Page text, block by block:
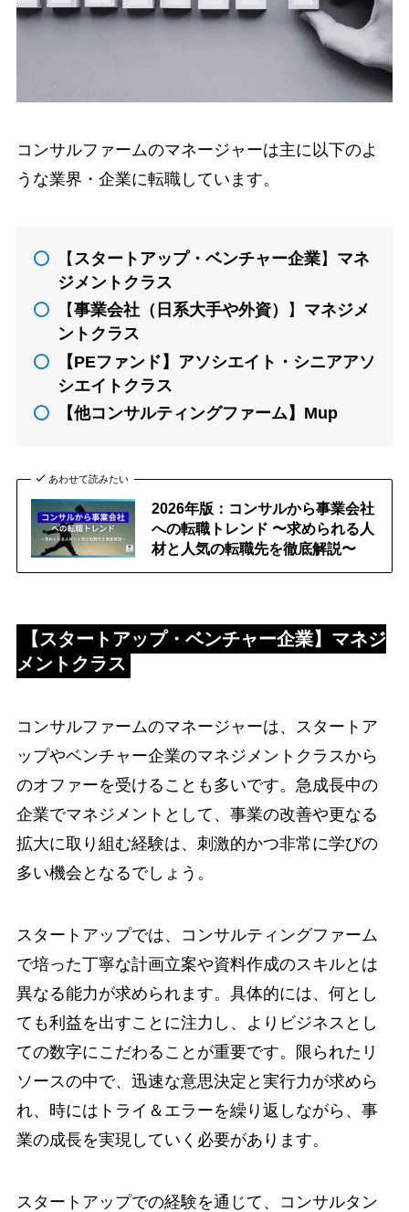
コンサルファームのマネージャーは主に以下のよ
うな業界・企業に転職しています。
【 スタートアップ・ベンチャー企業】 マネ
ジメントクラス
【事業会社（日系大手や外資） 】 マネジメ
ントクラス
【PEファンド 】アソシエイト・シニアアソ
シエイトクラス
【他コンサルティングファーム】Mup
あわせて読みたい
2026年版：コンサルから事業会社
への転職トレンド 〜求められる人
材と人気の転職先を徹底解説〜
【 スタートアップ・ベンチャー企業】 マネジ
メントクラス
コンサルファームのマネージャーは、スタートア
ップやベンチャー企業のマネジメントクラスから
のオファーを受けることも多いです。急成長中の
企業でマネジメントとして、事業の改善や更なる
拡大に取り組む経験は、刺激的かつ非常に学びの
多い機会となるでしょう。
スタートアップでは、コンサルティングファーム
で培った丁寧な計画立案や資料作成のスキルとは
異なる能力が求められます。具体的には、何とし
ても利益を出すことに注力し、よりビジネスとし
ての数字にこだわることが重要です。限られたリ
ソースの中で、迅速な意思決定と実行力が求めら
れ、時にはトライ＆エラーを繰り返しながら、事
業の成長を実現していく必要があります。
スタートアップでの経験を通じて、コンサルタン